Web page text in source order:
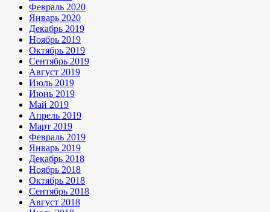
Февраль 2020
Январь 2020
Декабрь 2019
Ноябрь 2019
Октябрь 2019
Сентябрь 2019
Август 2019
Июль 2019
Июнь 2019
Май 2019
Апрель 2019
Март 2019
Февраль 2019
Январь 2019
Декабрь 2018
Ноябрь 2018
Октябрь 2018
Сентябрь 2018
Август 2018